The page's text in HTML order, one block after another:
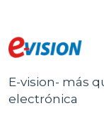
E-vision- más
electrónica